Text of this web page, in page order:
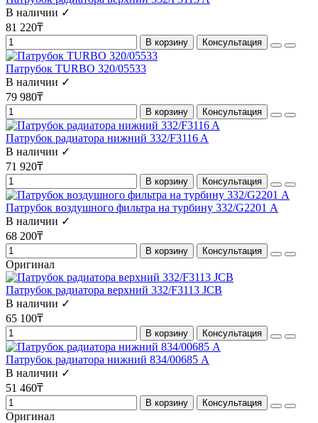
В наличии ✓
81 220₸
В корзину Консультация
Патрубок TURBO 320/05533
В наличии ✓
79 980₸
В корзину Консультация
Патрубок радиатора нижний 332/F3116 A
В наличии ✓
71 920₸
В корзину Консультация
Патрубок воздушного фильтра на турбину 332/G2201 А
В наличии ✓
68 200₸
В корзину Консультация
Оригинал
Патрубок радиатора верхний 332/F3113 JCB
В наличии ✓
65 100₸
В корзину Консультация
Патрубок радиатора нижний 834/00685 A
В наличии ✓
51 460₸
В корзину Консультация
Оригинал